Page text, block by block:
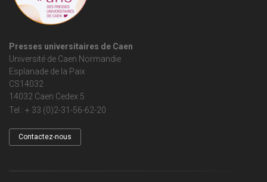
Presses universitaires de Caen
Université de Caen Normandie
Esplanade de la Paix
CS14032
14032 Caen Cedex 5
Tel : + 33 (0)2-31-56-62-20
Contactez-nous